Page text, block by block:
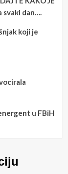
svaki dan….
koji je
u FBiH